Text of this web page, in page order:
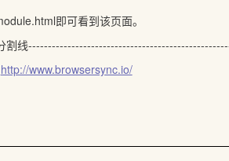
即可看到该页面。
线
http://www.browsersync.io/